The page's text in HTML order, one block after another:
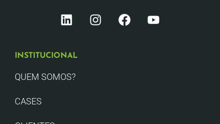
INSTITUCIONAL
QUEM SOMOS?
CASES